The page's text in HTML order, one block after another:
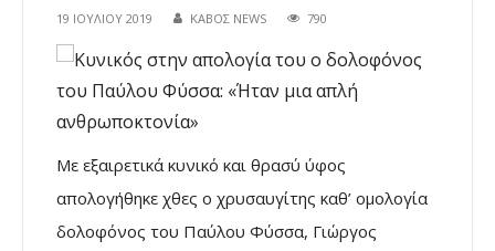
19 ΙΟΥΛΊΟΥ 2019 ΚΑΒΟΣ NEWS 790
Με εξαιρετικά κυνικό και θρασύ ύφος
απολογήθηκε χθες ο χρυσαυγίτης καθ’ ομολογία
δολοφόνος του Παύλου Φύσσα, Γιώργος